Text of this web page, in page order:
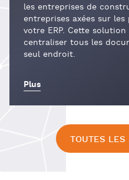
les entreprises de
entreprises axées sur
votre ERP. Cette
centraliser tous les
seul endroit.
Plus
TOUTES LES